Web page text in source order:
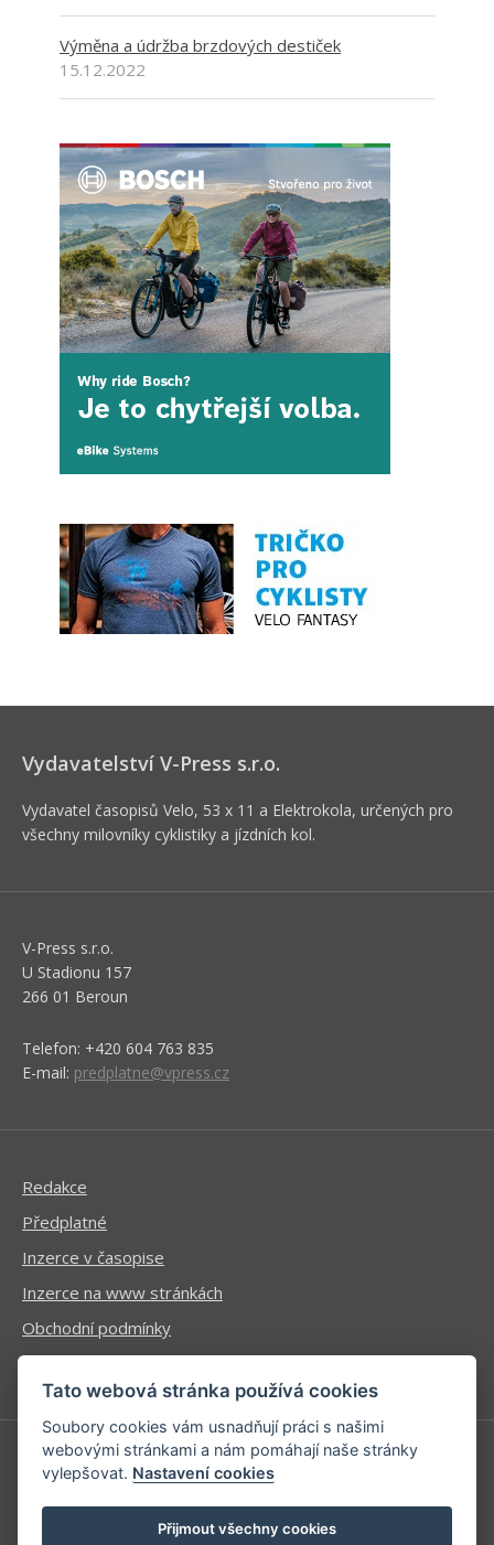
Výměna a údržba brzdových destiček
15.12.2022
Vydavatelství V-Press s.r.o.
Vydavatel časopisů Velo, 53 x 11 a Elektrokola, určených pro
všechny milovníky cyklistiky a jízdních kol.
V-Press s.r.o.
U Stadionu 157
266 01 Beroun
Telefon: +420 604 763 835
E-mail: predplatne@vpress.cz
Redakce
Předplatné
Inzerce v časopise
Inzerce na www stránkách
Obchodní podmínky
Ochrana osobních údajů
Příhlášení | Registrace
Kontaktní informace
Tato webová stránka používá cookies
Soubory cookies vám usnadňují práci s našimi
webovými stránkami a nám pomáhají naše stránky
vylepšovat. Nastavení cookies
Přijmout všechny cookies